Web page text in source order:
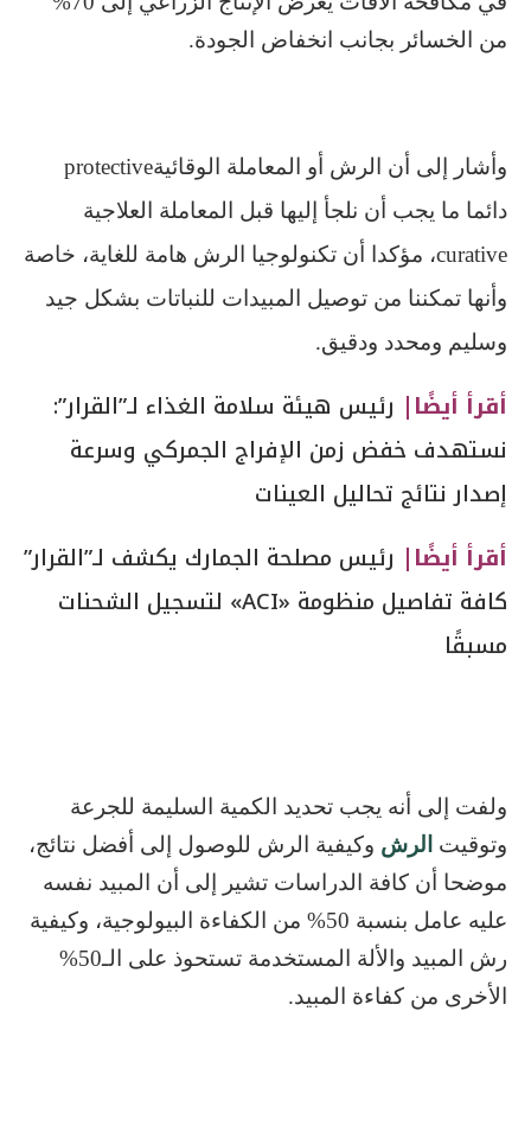
من الخسائر بجانب انخفاض الجودة.
وأشار إلى أن الرش أو المعاملة الوقائيةprotective
دائما ما يجب أن نلجأ إليها قبل المعاملة العلاجية
curative، مؤكدا أن تكنولوجيا الرش هامة للغاية، خاصة
وأنها تمكننا من توصيل المبيدات للنباتات بشكل جيد
وسليم ومحدد ودقيق.
أقرأ أيضًا| رئيس هيئة سلامة الغذاء لـ”القرار”:
نستهدف خفض زمن الإفراج الجمركي وسرعة
إصدار نتائج تحاليل العينات
أقرأ أيضًا| رئيس مصلحة الجمارك يكشف لـ”القرار”
كافة تفاصيل منظومة «ACI» لتسجيل الشحنات
مسبقًا
ولفت إلى أنه يجب تحديد الكمية السليمة للجرعة
وتوقيت الرش وكيفية الرش للوصول إلى أفضل نتائج،
موضحا أن كافة الدراسات تشير إلى أن المبيد نفسه
عليه عامل بنسبة 50% من الكفاءة البيولوجية، وكيفية
رش المبيد والألة المستخدمة تستحوذ على الـ50%
الأخرى من كفاءة المبيد.